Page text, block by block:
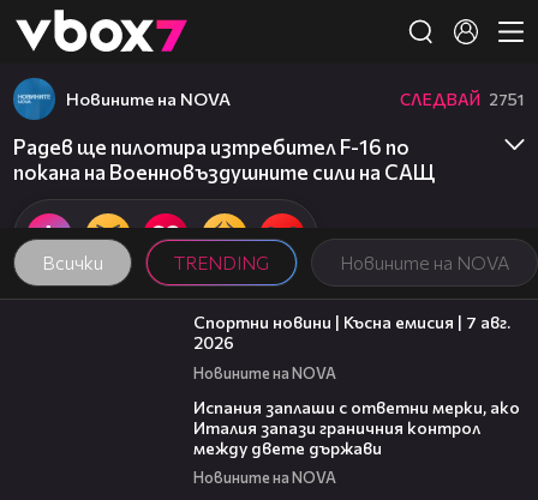
👾
Всички TRENDING Новините на NOVA
Новините на NOVA СЛЕДВАЙ 2751
Радев ще пилотира изтребител F-16 по
покана на Военновъздушните сили на САЩ
03:46
Спортни новини | Късна емисия | 7 авг.
2026
Новините на NOVA
Испания заплаши с ответни мерки, ако
Италия запази граничния контрол
между двете държави
Новините на NOVA